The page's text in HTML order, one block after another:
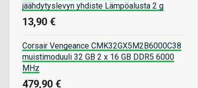
jäähdytyslevyn yhdiste Lämpöalusta 2 g
13,90 €
Corsair Vengeance CMK32GX5M2B6000C38
muistimoduuli 32 GB 2 x 16 GB DDR5 6000
MHz
479,90 €